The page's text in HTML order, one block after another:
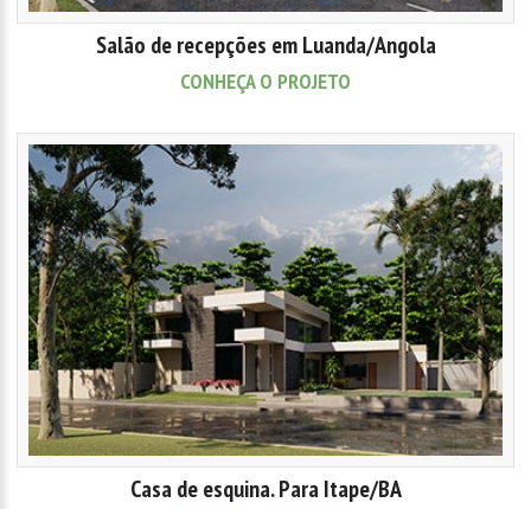
Salão de recepções em Luanda/Angola
CONHEÇA O PROJETO
Casa de esquina. Para Itape/BA